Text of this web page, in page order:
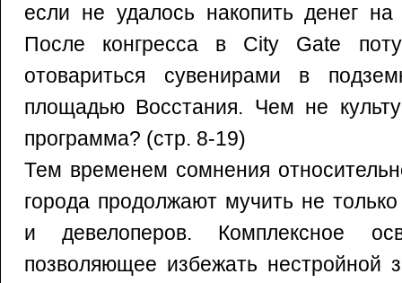
если не удалось накопить денег
После конгресса в City Gate
отовариться сувенирами в
площадью Восстания. Чем не
программа? (стр. 8-19)
Тем временем сомнения
города продолжают мучить не
и девелоперов. Комплексное
позволяющее избежать нестройной